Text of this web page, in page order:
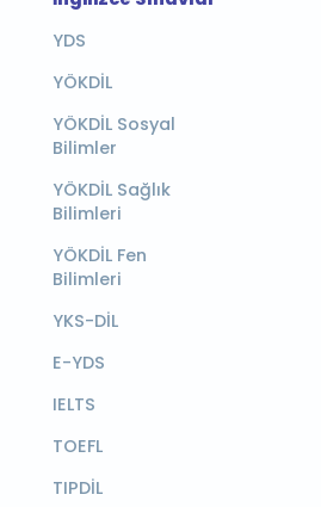
YDS
YÖKDİL
YÖKDİL Sosyal
Bilimler
YÖKDİL Sağlık
Bilimleri
YÖKDİL Fen
Bilimleri
YKS-DİL
E-YDS
IELTS
TOEFL
TIPDİL